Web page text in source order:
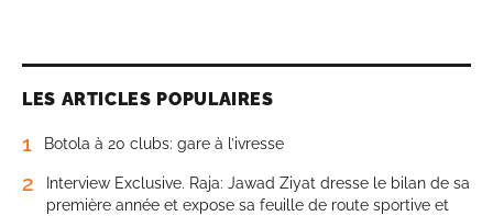
LES ARTICLES POPULAIRES
1 Botola à 20 clubs: gare à l’ivresse
2
Interview Exclusive. Raja: Jawad Ziyat dresse le bilan de sa
première année et expose sa feuille de route sportive et